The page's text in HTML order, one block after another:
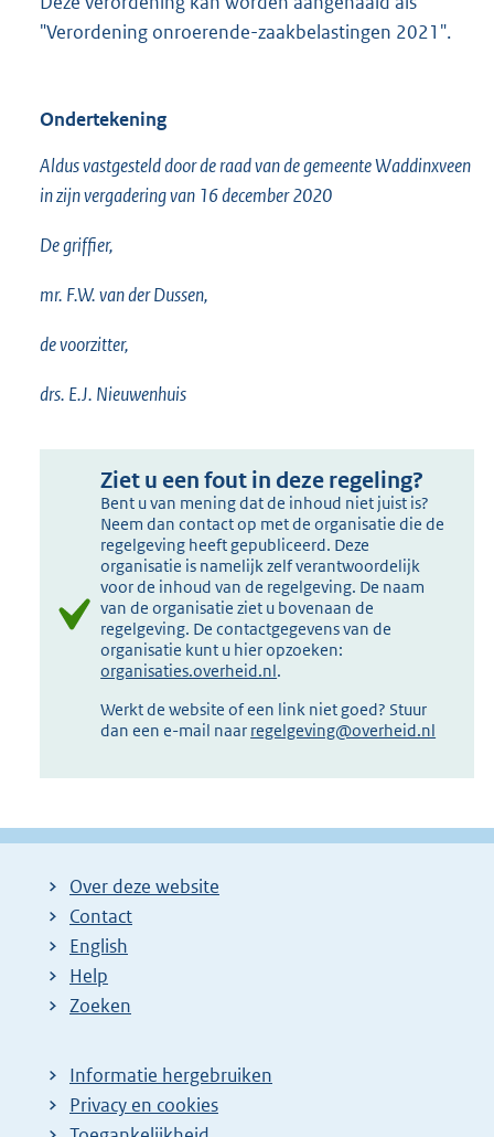
"Verordening onroerende-zaakbelastingen 2021".
Ondertekening
Aldus vastgesteld door de raad van de gemeente Waddinxveen
in zijn vergadering van 16 december 2020
De griffier,
mr. F.W. van der Dussen,
de voorzitter,
drs. E.J. Nieuwenhuis
Ziet u een fout in deze regeling?
Bent u van mening dat de inhoud niet juist is?
Neem dan contact op met de organisatie die de
regelgeving heeft gepubliceerd. Deze
organisatie is namelijk zelf verantwoordelijk
voor de inhoud van de regelgeving. De naam
van de organisatie ziet u bovenaan de
regelgeving. De contactgegevens van de
organisatie kunt u hier opzoeken:
organisaties.overheid.nl.
Werkt de website of een link niet goed? Stuur
dan een e-mail naar regelgeving@overheid.nl
Over deze website
Contact
English
Help
Zoeken
Informatie hergebruiken
Privacy en cookies